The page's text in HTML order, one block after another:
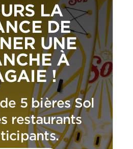
LA
DE
UNE
À
!
5 bières Sol
restaurants